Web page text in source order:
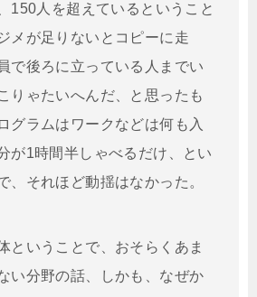
150人を超えているということ
メが足りないとコピーに走
で後ろに立っている人までい
りゃたいへんだ、と思ったも
グラムはワークなどは何も入
が1時間半しゃべるだけ、とい
、それほど動揺はなかった。
ということで、おそらくあま
い分野の話、しかも、なぜか